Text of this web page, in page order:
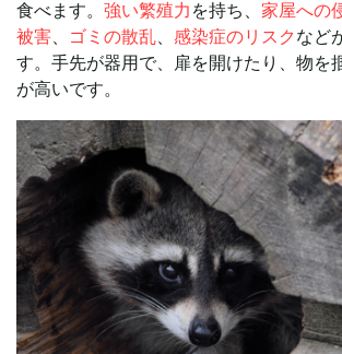
食べます。 強い繁殖力 を持ち、 家屋への
被害
ゴミの散乱 感染症のリスク など
す。手先が器用で、扉を開けたり、物を
が高いです。